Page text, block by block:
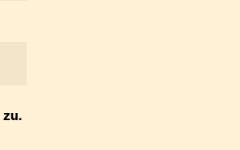
zu.